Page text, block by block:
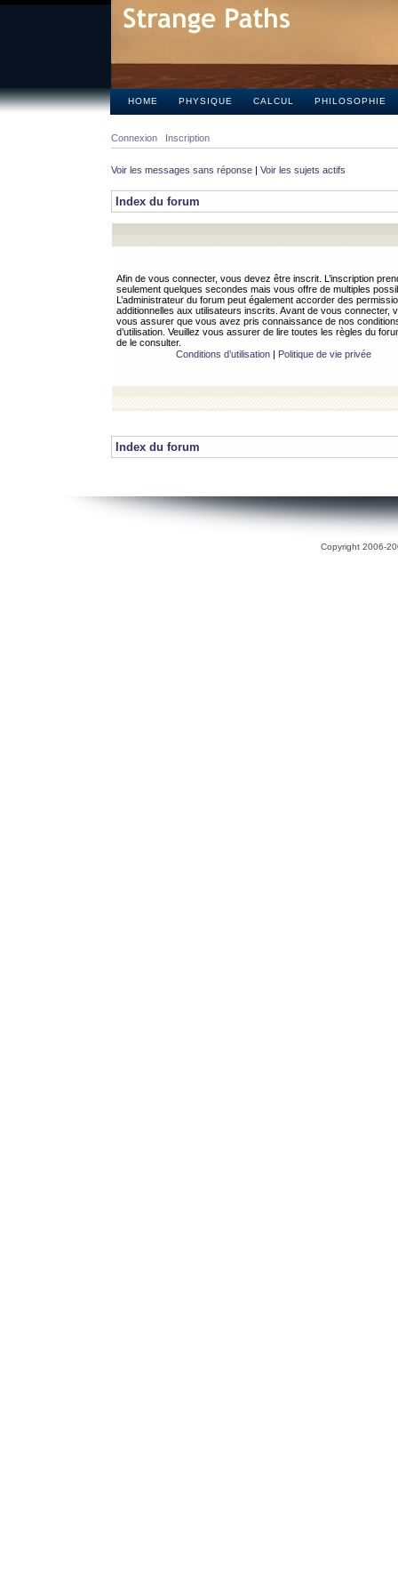
HOME PHYSIQUE CALCUL PHILOSOPHIE
Connexion Inscription
Voir les messages sans réponse | Voir les sujets actifs
Index du forum
Afin de vous connecter, vous devez être inscrit. L’inscription
seulement quelques secondes mais vous offre de multiples
L’administrateur du forum peut également accorder des
additionnelles aux utilisateurs inscrits. Avant de vous connecter,
vous assurer que vous avez pris connaissance de nos
d’utilisation. Veuillez vous assurer de lire toutes les règles du
de le consulter.
Conditions d’utilisation| Politique de vie privée
Index du forum
Copyright 2006-